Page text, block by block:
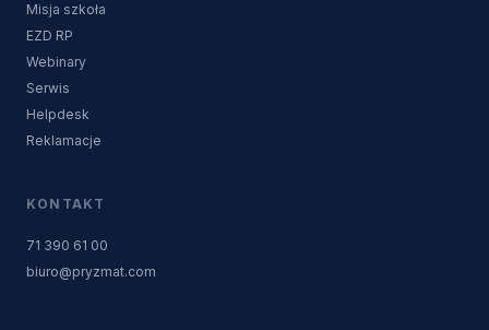
Misja szkoła
EZD RP
Webinary
Serwis
Helpdesk
Reklamacje
KONTAKT
71 390 61 00
biuro@pryzmat.com